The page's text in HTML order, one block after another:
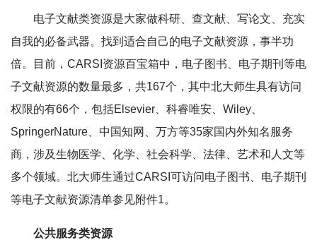
电子文献类资源是大家做科研、查文献、写论文、充实
自我的必备武器。找到适合自己的电子文献资源，事半功
倍。目前，CARSI资源百宝箱中，电子图书、电子期刊等电
子文献资源的数量最多，共167个，其中北大师生具有访问
权限的有66个，包括Elsevier、科睿唯安、Wiley、
SpringerNature、中国知网、万方等35家国内外知名服务
商，涉及生物医学、化学、社会科学、法律、艺术和人文等
多个领域。北大师生通过CARSI可访问电子图书、电子期刊
等电子文献资源清单参见附件1。
公共服务类资源